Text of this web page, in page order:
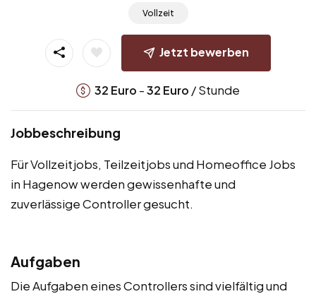
Vollzeit
Jetzt bewerben
32 Euro -32 Euro / Stunde
Jobbeschreibung
Für Vollzeitjobs, Teilzeitjobs und Homeoffice Jobs
in Hagenow werden gewissenhafte und
zuverlässige Controller gesucht.
Aufgaben
Die Aufgaben eines Controllers sind vielfältig und